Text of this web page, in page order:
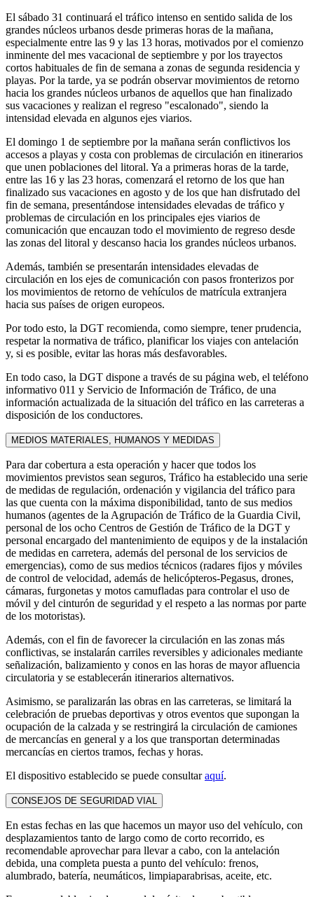
El sábado 31 continuará el tráfico intenso en sentido salida de los
grandes núcleos urbanos desde primeras horas de la mañana,
especialmente entre las 9 y las 13 horas, motivados por el comienzo
inminente del mes vacacional de septiembre y por los trayectos
cortos habituales de fin de semana a zonas de segunda residencia y
playas. Por la tarde, ya se podrán observar movimientos de retorno
hacia los grandes núcleos urbanos de aquellos que han finalizado
sus vacaciones y realizan el regreso "escalonado", siendo la
intensidad elevada en algunos ejes viarios.
El domingo 1 de septiembre por la mañana serán conflictivos los
accesos a playas y costa con problemas de circulación en itinerarios
que unen poblaciones del litoral. Ya a primeras horas de la tarde,
entre las 16 y las 23 horas, comenzará el retorno de los que han
finalizado sus vacaciones en agosto y de los que han disfrutado del
fin de semana, presentándose intensidades elevadas de tráfico y
problemas de circulación en los principales ejes viarios de
comunicación que encauzan todo el movimiento de regreso desde
las zonas del litoral y descanso hacia los grandes núcleos urbanos.
Además, también se presentarán intensidades elevadas de
circulación en los ejes de comunicación con pasos fronterizos por
los movimientos de retorno de vehículos de matrícula extranjera
hacia sus países de origen europeos.
Por todo esto, la DGT recomienda, como siempre, tener prudencia,
respetar la normativa de tráfico, planificar los viajes con antelación
y, si es posible, evitar las horas más desfavorables.
En todo caso, la DGT dispone a través de su página web, el teléfono
informativo 011 y Servicio de Información de Tráfico, de una
información actualizada de la situación del tráfico en las carreteras a
disposición de los conductores.
MEDIOS MATERIALES, HUMANOS Y MEDIDAS
Para dar cobertura a esta operación y hacer que todos los
movimientos previstos sean seguros, Tráfico ha establecido una serie
de medidas de regulación, ordenación y vigilancia del tráfico para
las que cuenta con la máxima disponibilidad, tanto de sus medios
humanos (agentes de la Agrupación de Tráfico de la Guardia Civil,
personal de los ocho Centros de Gestión de Tráfico de la DGT y
personal encargado del mantenimiento de equipos y de la instalación
de medidas en carretera, además del personal de los servicios de
emergencias), como de sus medios técnicos (radares fijos y móviles
de control de velocidad, además de helicópteros-Pegasus, drones,
cámaras, furgonetas y motos camufladas para controlar el uso de
móvil y del cinturón de seguridad y el respeto a las normas por parte
de los motoristas).
Además, con el fin de favorecer la circulación en las zonas más
conflictivas, se instalarán carriles reversibles y adicionales mediante
señalización, balizamiento y conos en las horas de mayor afluencia
circulatoria y se establecerán itinerarios alternativos.
Asimismo, se paralizarán las obras en las carreteras, se limitará la
celebración de pruebas deportivas y otros eventos que supongan la
ocupación de la calzada y se restringirá la circulación de camiones
de mercancías en general y a los que transportan determinadas
mercancías en ciertos tramos, fechas y horas.
El dispositivo establecido se puede consultaraquí.
CONSEJOS DE SEGURIDAD VIAL
En estas fechas en las que hacemos un mayor uso del vehículo, con
desplazamientos tanto de largo como de corto recorrido, es
recomendable aprovechar para llevar a cabo, con la antelación
debida, una completa puesta a punto del vehículo: frenos,
alumbrado, batería, neumáticos, limpiaparabrisas, aceite, etc.